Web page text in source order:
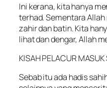
Ini kerana, kita hanya
terhad. Sementara
zahir dan batin. Kita
lihat dan dengar, Allah
KISAH PELACUR MASUK
Sebab itu ada hadis